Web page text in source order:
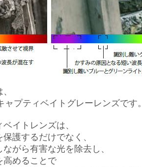
ャプティベイトグレーレンズです。
イトレンズは、
護するだけでなく、
がら有害な光を除去し、
高めることで